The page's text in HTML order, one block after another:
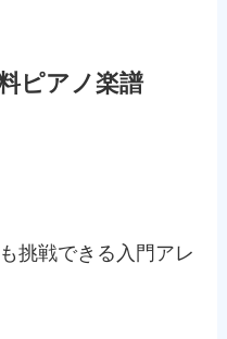
ピアノ楽譜
挑戦できる入門アレ